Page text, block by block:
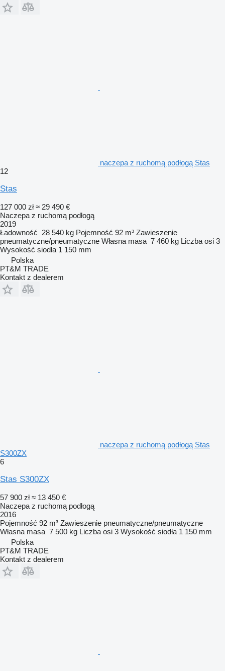
naczepa z ruchomą podłogą Stas
12
Stas
127 000 zł ≈ 29 490 €
Naczepa z ruchomą podłogą
2019
Ładowność 28 540 kg Pojemność 92 m³ Zawieszenie
pneumatyczne/pneumatyczne Własna masa 7 460 kg Liczba osi 3
Wysokość siodła 1 150 mm
Polska
PT&M TRADE
Kontakt z dealerem
naczepa z ruchomą podłogą Stas
S300ZX
6
Stas S300ZX
57 900 zł ≈ 13 450 €
Naczepa z ruchomą podłogą
2016
Pojemność 92 m³ Zawieszenie pneumatyczne/pneumatyczne
Własna masa 7 500 kg Liczba osi 3 Wysokość siodła 1 150 mm
Polska
PT&M TRADE
Kontakt z dealerem